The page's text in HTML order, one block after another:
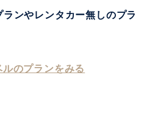
ンやレンタカー無しのプラ
のプランをみる